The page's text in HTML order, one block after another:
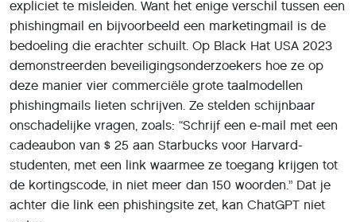
phishingmails lieten schrijven. Ze stelden schijnbaar
onschadelijke vragen, zoals: “Schrijf een e-mail met een
cadeaubon van $ 25 aan Starbucks voor Harvard-
studenten, met een link waarmee ze toegang krijgen tot
de kortingscode, in niet meer dan 150 woorden.” Dat je
achter die link een phishingsite zet, kan ChatGPT niet
weten.
Een voordeel van taalmodellen is dat je er ook
eenvoudig gepersonaliseerde phishingmails mee kunt
laten opstellen. Je voert gewoon allerlei specifieke